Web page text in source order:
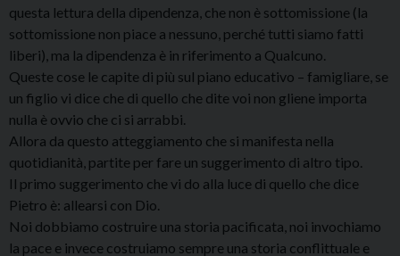
questa lettura della dipendenza, che non è sottomissione (la
sottomissione non piace a nessuno, perché tutti siamo fatti
liberi), ma la dipendenza è in riferimento a Qualcuno.
Queste cose le capite di più sul piano educativo – famigliare, se
un figlio vi dice che di quello che dite voi non gliene importa
nulla è ovvio che ci si arrabbi.
Allora da questo atteggiamento che si manifesta nella
quotidianità, partite per fare un suggerimento di altro tipo.
Il primo suggerimento che vi do alla luce di quello che dice
Pietro è: allearsi con Dio.
Noi dobbiamo costruire una storia pacificata, noi invochiamo
la pace e invece costruiamo sempre una storia conflittuale e